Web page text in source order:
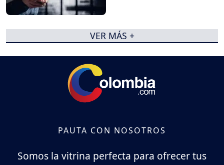
VER MÁS +
PAUTA CON NOSOTROS
Somos la vitrina perfecta para ofrecer tus